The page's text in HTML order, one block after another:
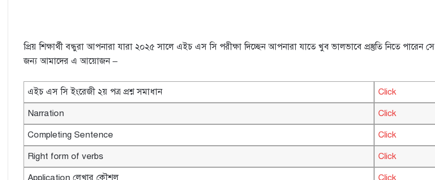
প্রিয় শিক্ষার্থী বন্ধুরা আপনারা যারা ২০২৫ সালে এইচ এস সি পরীক্ষা দিচ্ছেন আপনারা যাতে খুব ভালভাবে প্রস্তুতি নিতে পারেন সে
জন্য আমাদের এ আয়োজন –
এইচ এস সি ইংরেজী ২য় পত্র প্রশ্ন সমাধান
Click
Narration
Click
Completing Sentence
Click
Right form of verbs
Click
Application লেখার কৌশল
Click